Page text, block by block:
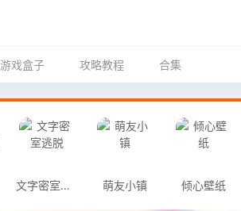
游戏盒子 攻略教程 合集
文字密室逃脱 萌友小镇 倾心壁纸